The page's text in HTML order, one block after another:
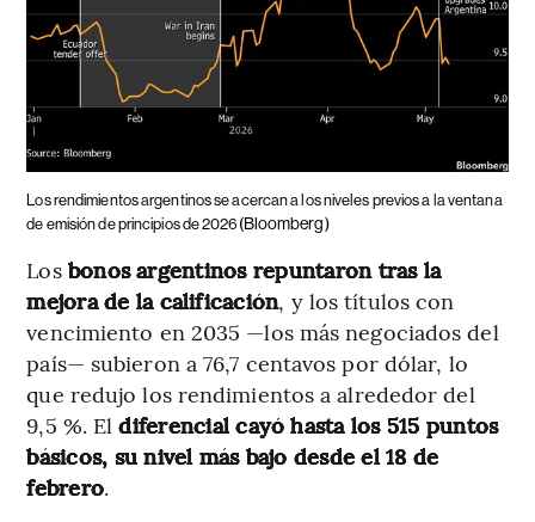
Los rendimientos argentinos se acercan a los niveles previos a la ventana
de emisión de principios de 2026 (Bloomberg)
Los bonos argentinos repuntaron tras la
mejora de la calificación, y los títulos con
vencimiento en 2035 —los más negociados del
país— subieron a 76,7 centavos por dólar, lo
que redujo los rendimientos a alrededor del
9,5 %. Eldiferencial cayó hasta los 515 puntos
básicos, su nivel más bajo desde el 18 de
febrero.